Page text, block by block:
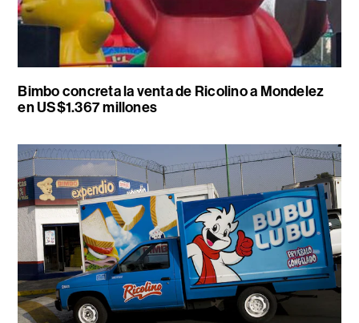
Bimbo concreta la venta de Ricolino a Mondelez
en US$1.367 millones